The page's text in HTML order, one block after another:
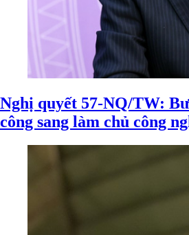
Nghị quyết 57-NQ/TW:
công sang làm chủ công